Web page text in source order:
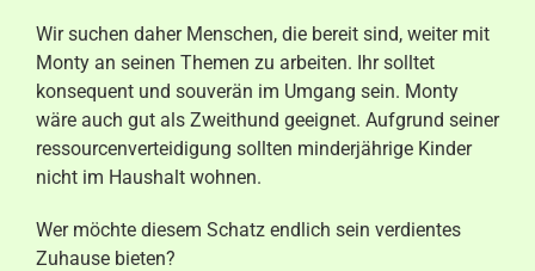
Wir suchen daher Menschen, die bereit sind, weiter mit
Monty an seinen Themen zu arbeiten. Ihr solltet
konsequent und souverän im Umgang sein. Monty
wäre auch gut als Zweithund geeignet. Aufgrund seiner
ressourcenverteidigung sollten minderjährige Kinder
nicht im Haushalt wohnen.
Wer möchte diesem Schatz endlich sein verdientes
Zuhause bieten?